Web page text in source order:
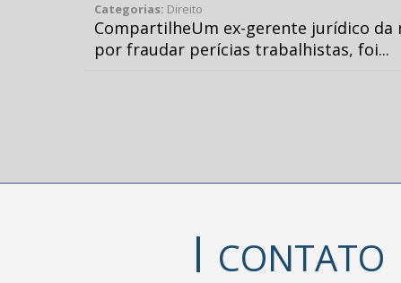
Categorias: Direito
CompartilheUm ex-gerente jurídico da
por fraudar perícias trabalhistas, foi...
CONTATO